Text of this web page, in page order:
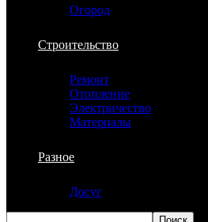
Огород
Строительство
Ремонт
Отопление
Электричество
Материалы
Разное
Досуг